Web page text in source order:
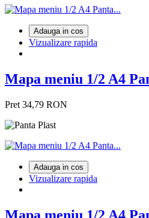
Adauga in cos
Vizualizare rapida
Mapa meniu 1/2 A4
Pret 34,79 RON
Adauga in cos
Vizualizare rapida